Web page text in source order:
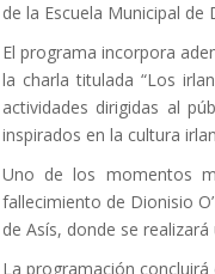
de la Escuela Municipal de
El programa incorpora
la charla titulada “Los
actividades dirigidas al
inspirados en la cultura
Uno de los momentos
fallecimiento de Dionisio
de Asís, donde se
La programación